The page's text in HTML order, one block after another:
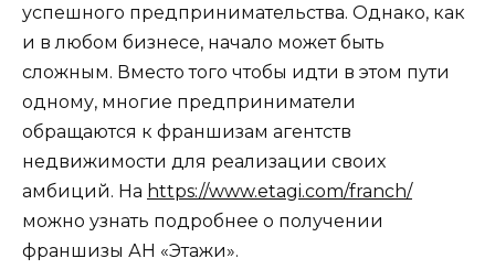
успешного предпринимательства. Однако, как
и в любом бизнесе, начало может быть
сложным. Вместо того чтобы идти в этом пути
одному, многие предприниматели
обращаются к франшизам агентств
недвижимости для реализации своих
амбиций. На https://www.etagi.com/franch/
можно узнать подробнее о получении
франшизы АН «Этажи».